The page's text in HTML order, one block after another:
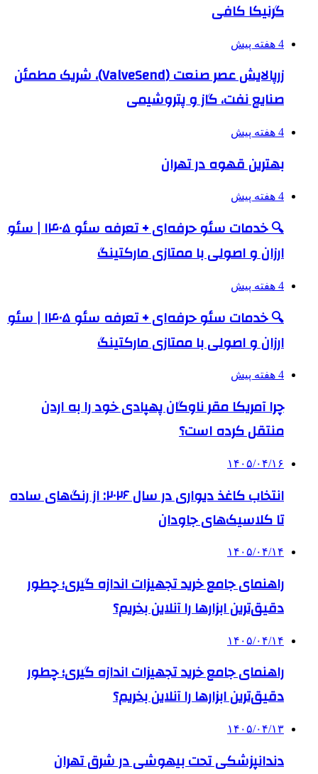
گرنیکا کافی
4 هفته پیش
زرپالایش عصر صنعت (ValveSend)، شریک مطمئن
صنایع نفت، گاز و پتروشیمی
4 هفته پیش
بهترین قهوه در تهران
4 هفته پیش
🔍 خدمات سئو حرفه‌ای + تعرفه سئو ۱۴۰۵ | سئو
ارزان و اصولی با ممتازی مارکتینگ
4 هفته پیش
🔍 خدمات سئو حرفه‌ای + تعرفه سئو ۱۴۰۵ | سئو
ارزان و اصولی با ممتازی مارکتینگ
4 هفته پیش
چرا آمریکا مقر ناوگان پهپادی خود را به اردن
منتقل کرده است؟
۱۴۰۵/۰۴/۱۶
انتخاب کاغذ دیواری در سال ۲۰۲۶: از رنگ‌های ساده
تا کلاسیک‌های جاودان
۱۴۰۵/۰۴/۱۴
راهنمای جامع خرید تجهیزات اندازه گیری؛ چطور
دقیق‌ترین ابزارها را آنلاین بخریم؟
۱۴۰۵/۰۴/۱۴
راهنمای جامع خرید تجهیزات اندازه گیری؛ چطور
دقیق‌ترین ابزارها را آنلاین بخریم؟
۱۴۰۵/۰۴/۱۳
دندانپزشکی تحت بیهوشی در شرق تهران